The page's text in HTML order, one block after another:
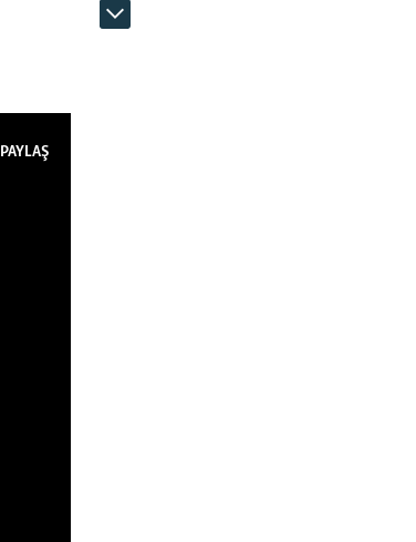
PAYLAŞ